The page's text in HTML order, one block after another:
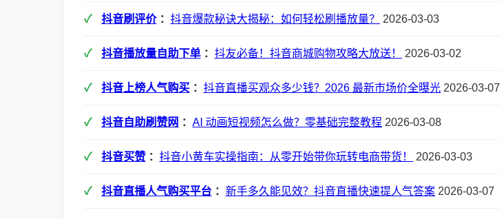
抖音刷评价： 抖音爆款秘诀大揭秘：如何轻松刷播放量？ 2026-03-03
抖音播放量自助下单 ： 抖友必备！抖音商城购物攻略大放送！ 2026-03-02
抖音上榜人气购买 ： 抖音直播买观众多少钱？2026 最新市场价全曝光 2026-03-07
抖音自助刷赞网 ： AI 动画短视频怎么做？零基础完整教程 2026-03-08
抖音买赞 ： 抖音小黄车实操指南：从零开始带你玩转电商带货！ 2026-03-03
抖音直播人气购买平台 ： 新手多久能见效？抖音直播快速提人气答案 2026-03-07